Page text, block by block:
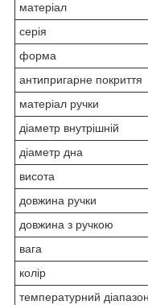
матеріал
серія
форма
антипригарне покриття
матеріал ручки
діаметр внутрішній
діаметр дна
висота
довжина ручки
довжина з ручкою
вага
колір
температурний